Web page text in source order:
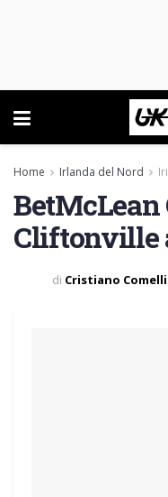
Home Irlanda del Nord
BetMcLean
Cliftonville
di Cristiano Comelli